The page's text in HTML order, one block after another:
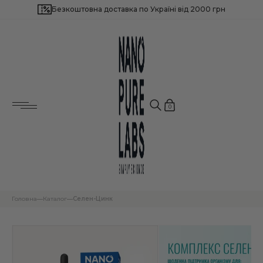
Безкоштовна доставка по Україні від 2000 грн
0
Для імунітету і загального здоров'я
Для здоров’я серця і судин
Для нервової системи
Для енергії і продуктивності
Для зниження зайвої ваги
Для краси шкіри, волосся і нігтів
Для чоловічого здоров’я
Для жіночого здоров’я
Для підтримки довголіття
BESTSELLER
Потрібна допомога?
Залиште свій номер телефону, і ми
зв’яжемося з вами найближчим часом!
Головна Каталог Селен-Цинк